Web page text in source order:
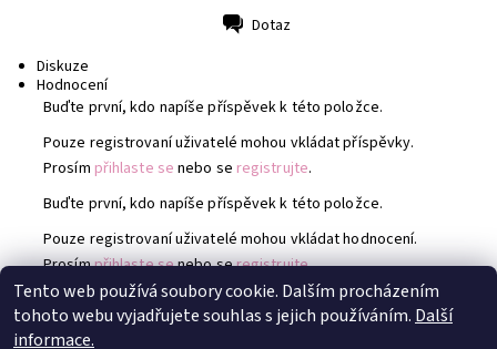
Dotaz
Diskuze
Hodnocení
Buďte první, kdo napíše příspěvek k této položce.
Pouze registrovaní uživatelé mohou vkládat příspěvky.
Prosím přihlaste se nebo se registrujte.
Buďte první, kdo napíše příspěvek k této položce.
Pouze registrovaní uživatelé mohou vkládat hodnocení.
Prosímpřihlaste senebo seregistrujte.
Instagram @TheAbyssix
Tento web používá soubory cookie. Dalším procházením
tohoto webu vyjadřujete souhlas s jejich používáním. Další
informace.